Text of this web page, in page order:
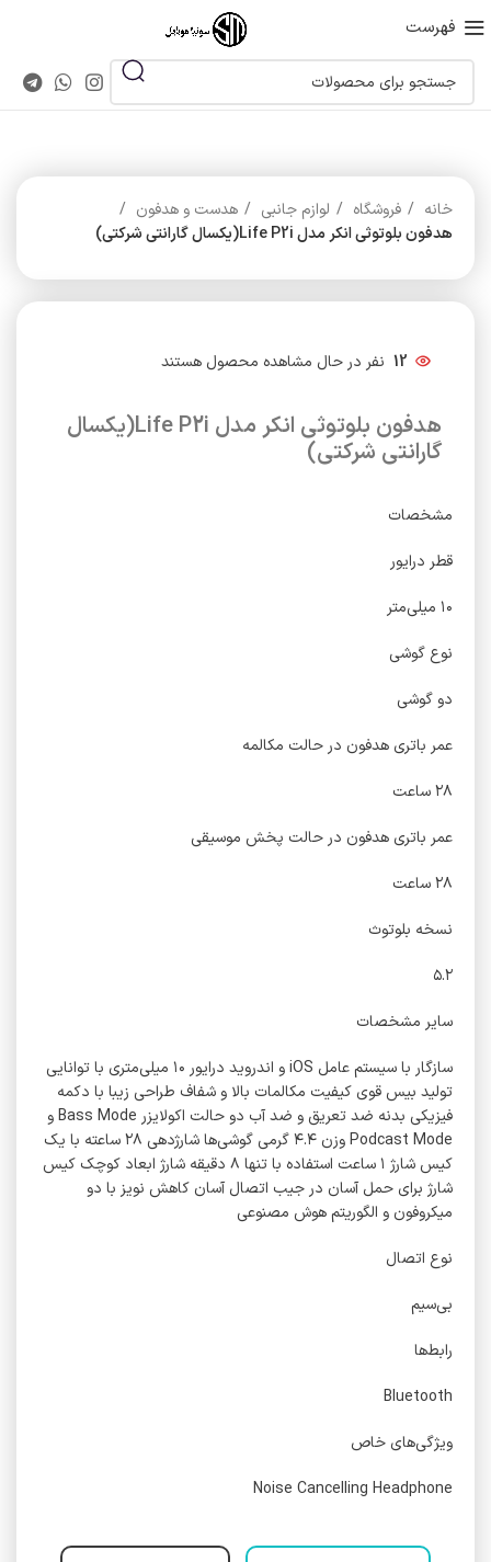
فهرست
خانه فروشگاه لوازم جانبی
هدست و هدفون
هدفون بلوتوثی انکر مدل Life P2i(یکسال گارانتی شرکتی)
12 نفر در حال مشاهده محصول هستند
هدفون بلوتوثی انکر مدل Life P2i(یکسال
گارانتی شرکتی)
مشخصات
قطر درایور
۱۰ میلی‌متر
نوع گوشی
دو گوشی
عمر باتری هدفون در حالت مکالمه
۲۸ ساعت
عمر باتری هدفون در حالت پخش موسیقی
۲۸ ساعت
نسخه بلوتوث
۵.۲
سایر مشخصات
سازگار با سیستم عامل iOS و اندروید درایور ۱۰ میلی‌متری با توانایی
تولید بیس قوی کیفیت مکالمات بالا و شفاف طراحی زیبا با دکمه
فیزیکی بدنه ضد تعریق و ضد آب دو حالت اکولایزر Bass Mode و
Podcast Mode وزن ۴.۴ گرمی گوشی‌ها شارژدهی ۲۸ ساعته با یک
کیس شارژ ۱ ساعت استفاده با تنها ۸ دقیقه شارژ ابعاد کوچک کیس
شارژ برای حمل آسان در جیب اتصال آسان کاهش نویز با دو
میکروفون و الگوریتم هوش مصنوعی
نوع اتصال
بی‌سیم
رابط‌ها
Bluetooth
ویژگی‌های خاص
Noise Cancelling Headphone